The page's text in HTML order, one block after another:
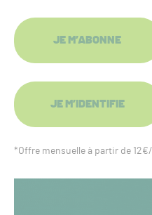
JE M’ABONNE
JE M’IDENTIFIE
*Offre mensuelle à partir de